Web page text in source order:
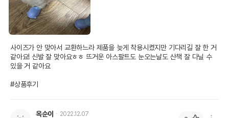
사이즈가 안 맞아서 교환하느라 제품을 늦게 착용시켰지만 기다리길 잘 한 거
같아요! 신발 잘 맞아요ㅎㅎ 뜨거운 아스팔트도 눈오는날도 산책 잘 다닐 수
있을 거 같아요
#상품후기
옥순이 2022.12.07